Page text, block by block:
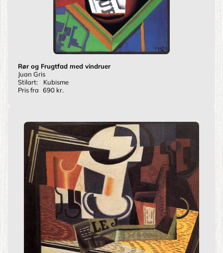
Rør og Frugtfad med vindruer
Juan Gris
Stilart:
Kubisme
Pris fra 690 kr.